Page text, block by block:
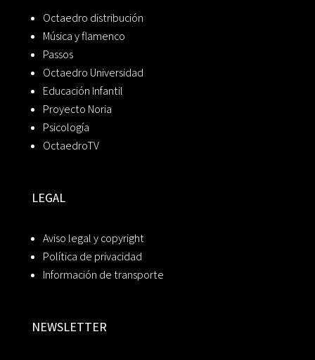
Octaedro distribución
Música y flamenco
Passos
Octaedro Universidad
Educación Infantil
Proyecto Noria
Psicología
OctaedroTV
LEGAL
Aviso legal y copyright
Política de privacidad
Información de transporte
NEWSLETTER